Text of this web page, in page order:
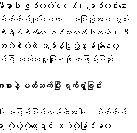
သမီးမှာပါ ဖြစ်တတ်ပါတယ်။ ချစ်တင်းနှော
တိုင်းကျပါ့မလား၊ အပြည့်အဝ စွမ်း
စိုးရိမ်စိတ်တွေ ဝင်လာတတ်ပါတယ်။ ဒီ
သိစိတ်ထဲ အချိန်ပြည့်လွှမ်းမိုးနေတဲ့
ပြီး ဆက်ဆံမှုပြုရဖို့ တဖြည်းဖြည်း
ားနဲ့ ပတ်သက်ပြီး ရှက်ရွံ့ခြင်း
အပြစ်မြင်လွန်းတဲ့အခါ၊ စိတ်တိုင်း
ရော ကိုယ့်ကိုတွေ့ရင် ဘယ်လိုမြင်မလဲ၊